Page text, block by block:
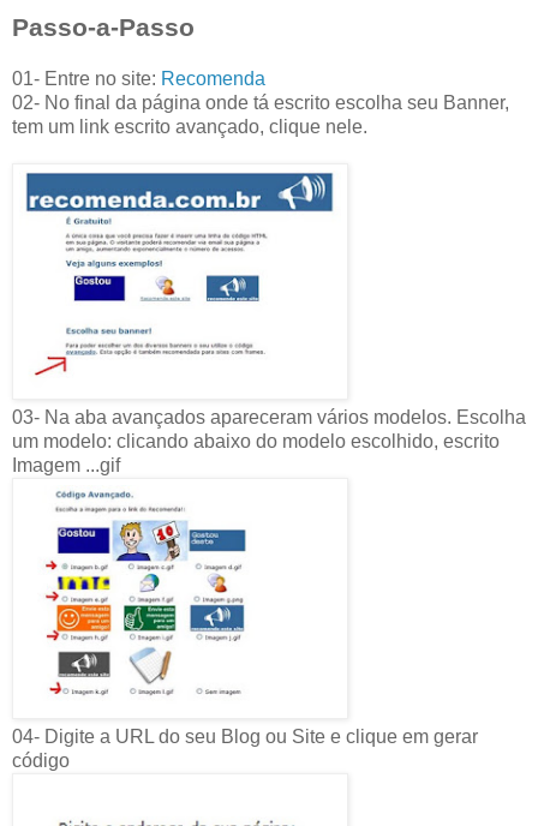
Passo-a-Passo
01- Entre no site: Recomenda
02- No final da página onde tá escrito escolha seu Banner,
tem um link escrito avançado, clique nele.
03- Na aba avançados apareceram vários modelos. Escolha
um modelo: clicando abaixo do modelo escolhido, escrito
Imagem ...gif
04- Digite a URL do seu Blog ou Site e clique em gerar
código